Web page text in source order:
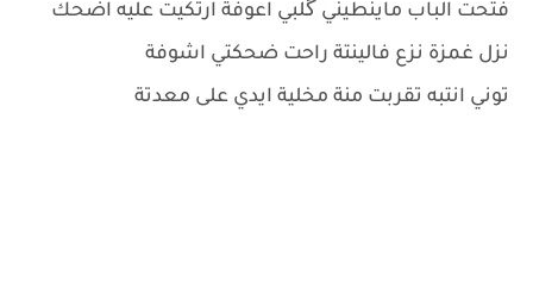
فتحت الباب ماينطيني گلبي اعوفة ارتكيت عليه اضحك
نزل غمزة نزع فالينتة راحت ضحكتي اشوفة
توني انتبه تقربت منة مخلية ايدي على معدتة